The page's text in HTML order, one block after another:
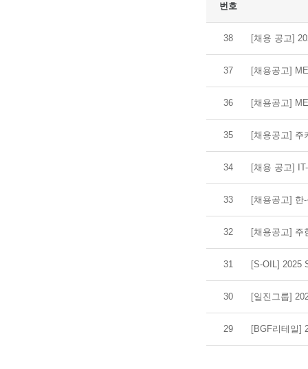
번호
38 [채용 공고]
37 [채용공고]
36 [채용공고]
35 [채용공고] 주
34 [채용 공고]
33 [채용공고] 한
32 [채용공고] 주
31 [S-OIL] 2025
30 [일진그룹]
29 [BGF리테일]